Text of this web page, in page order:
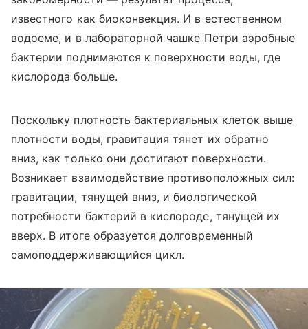
известного как биоконвекция. И в естественном
водоеме, и в лабораторной чашке Петри аэробные
бактерии поднимаются к поверхности воды, где
кислорода больше.
Поскольку плотность бактериальных клеток выше
плотности воды, гравитация тянет их обратно
вниз, как только они достигают поверхности.
Возникает взаимодействие противоположных сил:
гравитации, тянущей вниз, и биологической
потребности бактерий в кислороде, тянущей их
вверх. В итоге образуется долговременный
самоподдерживающийся цикл.